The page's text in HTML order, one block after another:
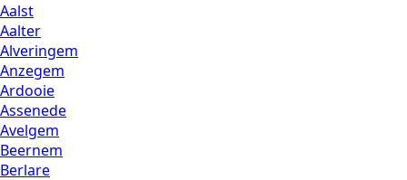
Aalst
Aalter
Alveringem
Anzegem
Ardooie
Assenede
Avelgem
Beernem
Berlare